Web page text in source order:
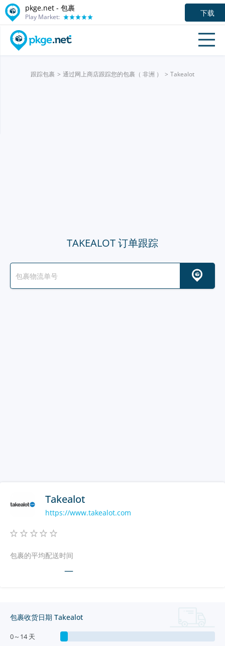
pkge.net - 包裹
Play Market: 下载
跟踪包裹 通过网上商店跟踪您的包裹（ 非洲 ） Takealot
TAKEALOT 订单跟踪
Takealot
https://www.takealot.com
包裹的平均配送时间
—
包裹收货日期 Takealot
0～14 天